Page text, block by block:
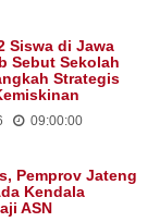
Siswa di Jawa
Sebut Sekolah
Strategis
09:00:00
Pemprov Jateng
Kendala
ASN